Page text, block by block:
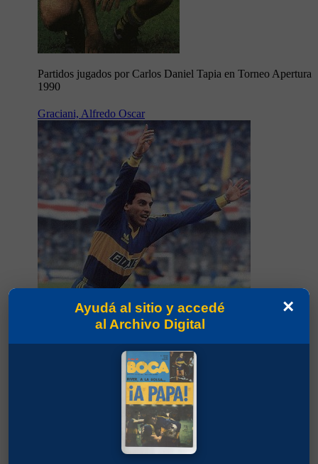
Partidos jugados por Carlos Daniel Tapia en Torneo Apertura
1990
Graciani, Alfredo Oscar
Partidos jugados por Alfredo Oscar Graciani en Torneo
Latorre, Diego Fernando
×
Ayudá al sitio y accedé
al Archivo Digital